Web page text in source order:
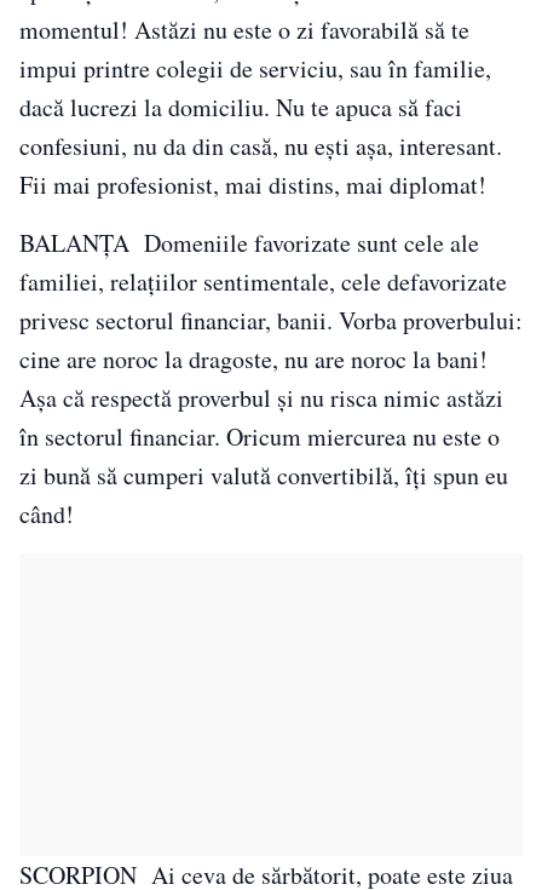
momentul! Astăzi nu este o zi favorabilă să te
impui printre colegii de serviciu, sau în familie,
dacă lucrezi la domiciliu. Nu te apuca să faci
confesiuni, nu da din casă, nu ești așa, interesant.
Fii mai profesionist, mai distins, mai diplomat!
BALANŢA Domeniile favorizate sunt cele ale
familiei, relațiilor sentimentale, cele defavorizate
privesc sectorul financiar, banii. Vorba proverbului:
cine are noroc la dragoste, nu are noroc la bani!
Așa că respectă proverbul și nu risca nimic astăzi
în sectorul financiar. Oricum miercurea nu este o
zi bună să cumperi valută convertibilă, îți spun eu
când!
SCORPION Ai ceva de sărbătorit, poate este ziua